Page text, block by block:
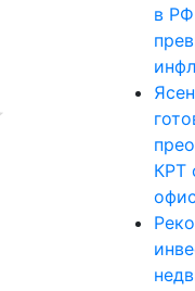
в
КРТ